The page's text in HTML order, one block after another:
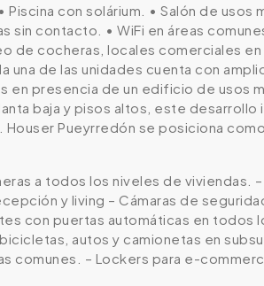
con solárium. • Salón de
sin contacto. • WiFi en áreas
de cocheras, locales comerciales
de las unidades cuenta con
en presencia de un edificio de usos
baja y pisos altos, este desarrollo
Pueyrredón se posiciona
a todos los niveles de viviendas.
y living – Cámaras de
con puertas automáticas en todos
autos y camionetas en
comunes. – Lockers para e-